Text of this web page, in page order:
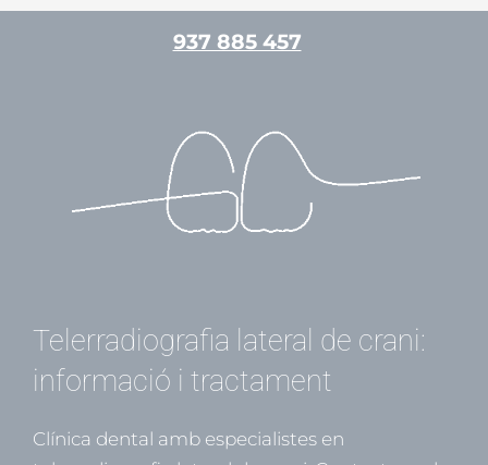
937 885 457
/ Per admin
Telerradiografia lateral de crani:
informació i tractament
Clínica dental amb especialistes en